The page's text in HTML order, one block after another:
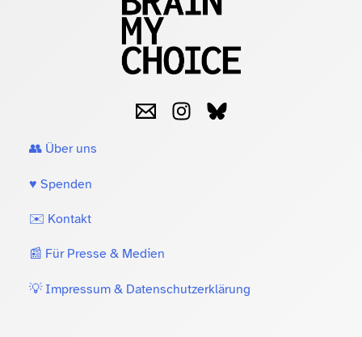
👥 Über uns
♥️ Spenden
✉️ Kontakt
📰 Für Presse & Medien
💡 Impressum & Datenschutzerklärung